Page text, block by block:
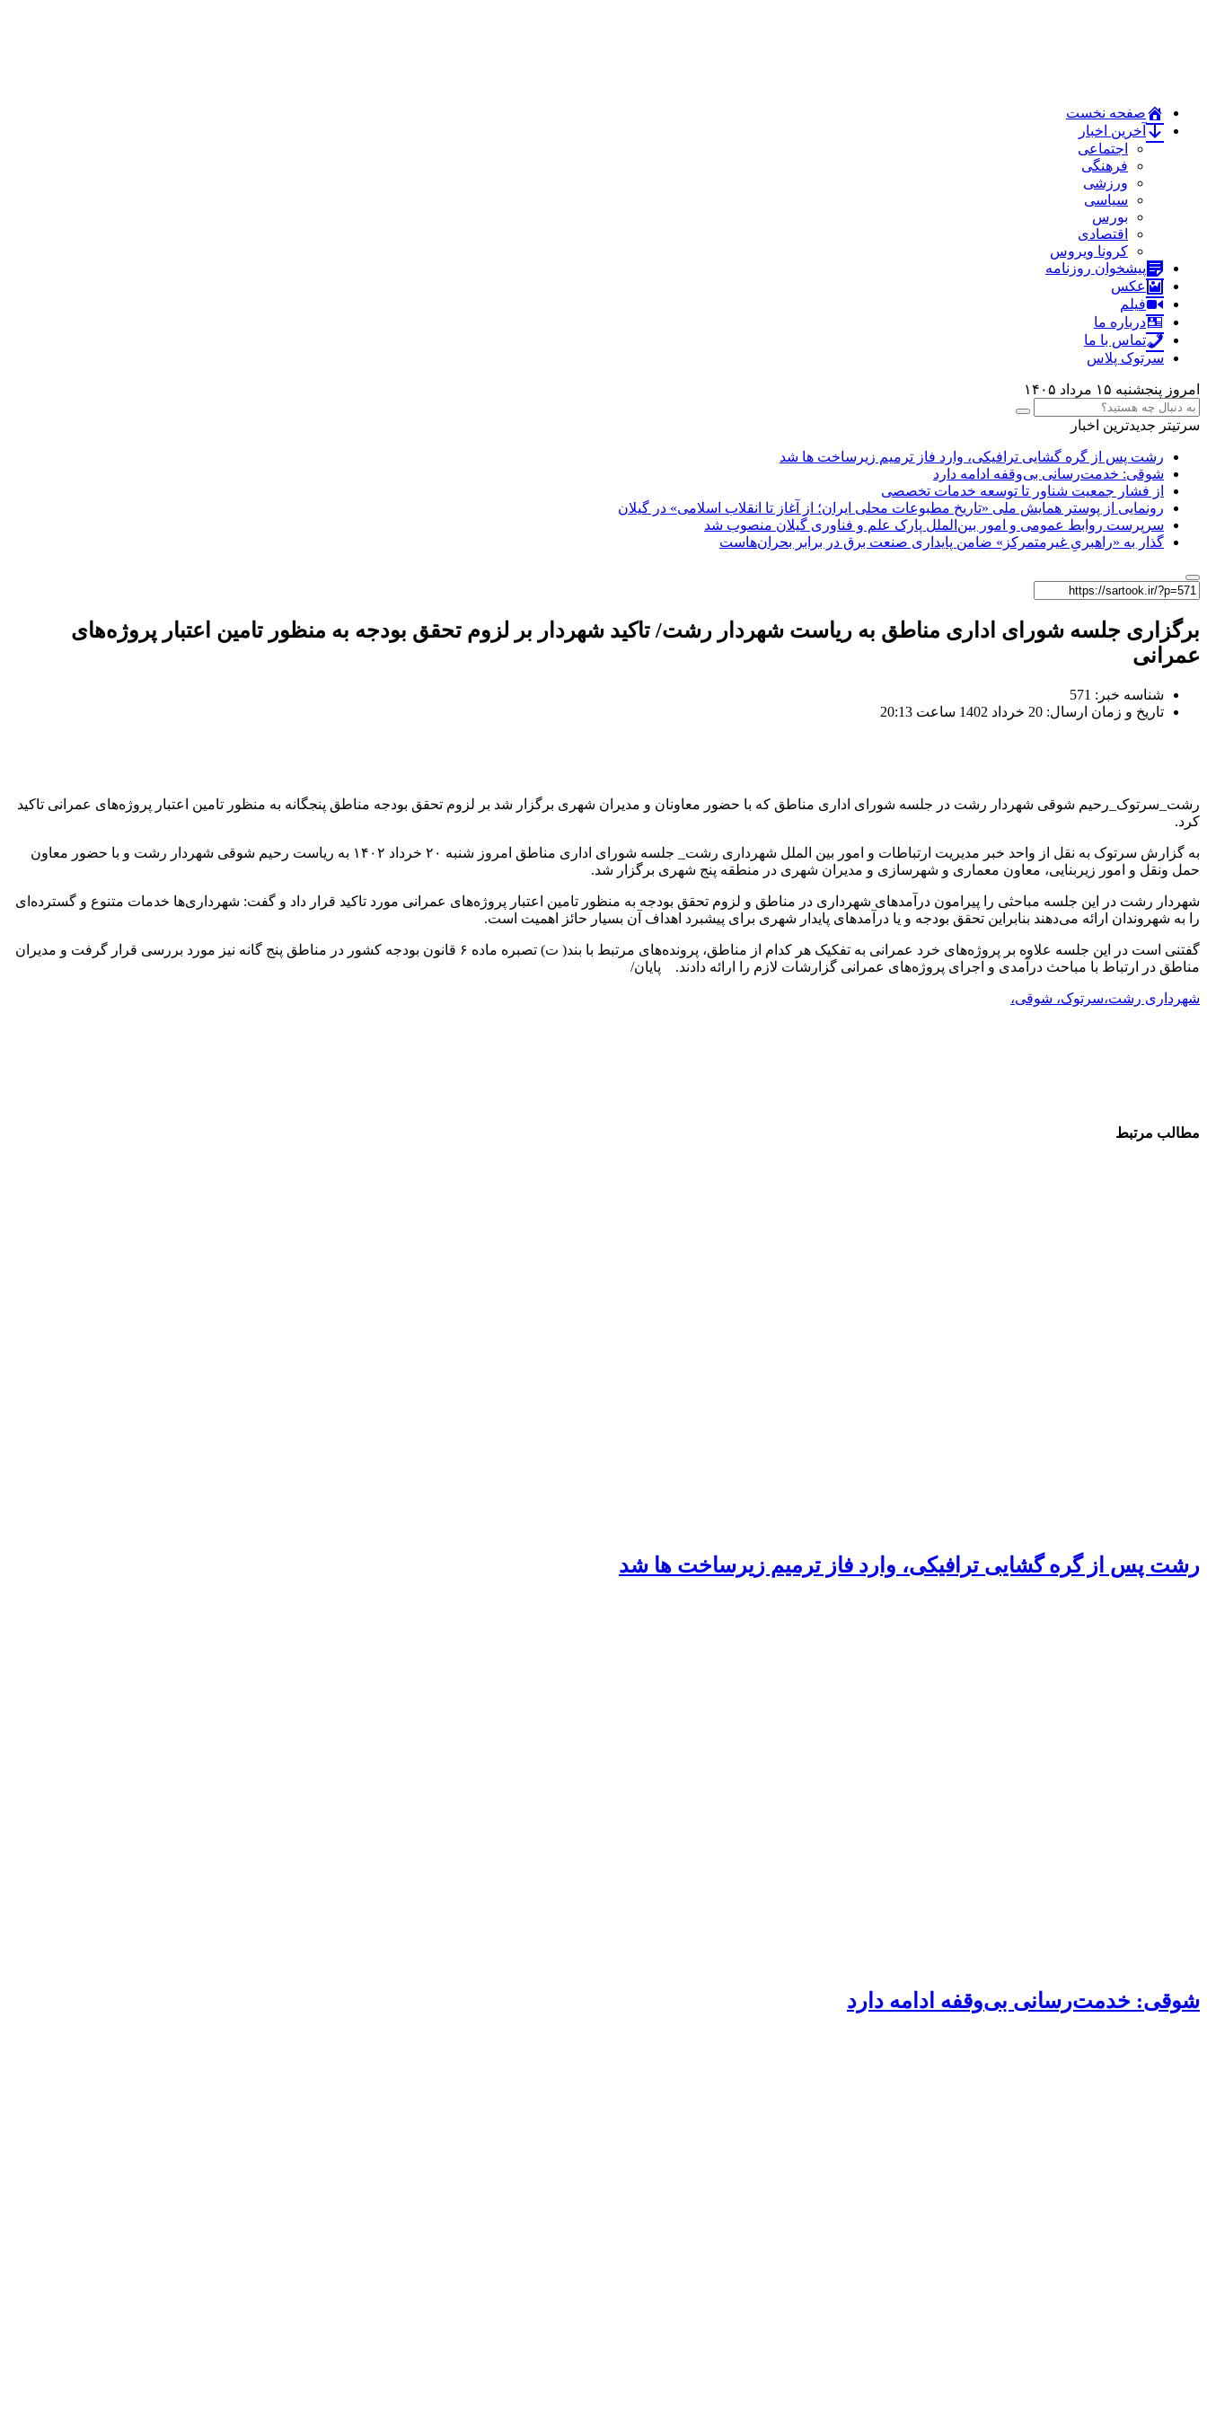
صفحه نخست
آخرین اخبار
اجتماعی
فرهنگی
ورزشی
سیاسی
بورس
اقتصادی
کرونا ویروس
پیشخوان روزنامه
عکس
فیلم
درباره ما
تماس با ما
سرتوک پلاس
امروز پنجشنبه ۱۵ مرداد ۱۴۰۵
سرتیتر جدیدترین اخبار
رشت پس از گره گشایی ترافیکی، وارد فاز ترمیم زیرساخت ها شد
شوقی: خدمت‌رسانی بی‌وقفه ادامه دارد
از فشار جمعیت شناور تا توسعه خدمات تخصصی
رونمایی از پوستر همایش ملی «تاریخ مطبوعات محلی ایران؛ از آغاز تا انقلاب اسلامی» در گیلان
سرپرست روابط عمومی و امور بین‌الملل پارک علم و فناوری گیلان منصوب شد
گذار به «راهبریِ غیرمتمرکز» ضامن پایداری صنعت برق در برابر بحران‌هاست
برگزاری جلسه شورای اداری مناطق به ریاست شهردار رشت/ تاکید شهردار بر لزوم تحقق بودجه به منظور تامین اعتبار پروژه‌های
عمرانی
شناسه خبر: 571
تاریخ و زمان ارسال: 20 خرداد 1402 ساعت 20:13
رشت_سرتوک_رحیم شوقی شهردار رشت در جلسه شورای اداری مناطق که با حضور معاونان و مدیران شهری برگزار شد بر لزوم تحقق بودجه مناطق پنجگانه به منظور تامین اعتبار پروژه‌های عمرانی تاکید
کرد.
به گزارش سرتوک به نقل از واحد خبر مدیریت ارتباطات و امور بین الملل شهرداری رشت_ جلسه شورای اداری مناطق امروز شنبه ۲۰ خرداد ۱۴۰۲ به ریاست رحیم شوقی شهردار رشت و با حضور معاون
حمل ونقل و امور زیربنایی، معاون معماری و شهرسازی و مدیران شهری در منطقه پنج شهری برگزار شد.
شهردار رشت در این جلسه مباحثی را پیرامون درآمدهای شهرداری در مناطق و لزوم تحقق بودجه به منظور تامین اعتبار پروژه‌های عمرانی مورد تاکید قرار داد و گفت: شهرداری‌ها خدمات متنوع و گسترده‌ای
را به شهروندان ارائه می‌دهند بنابراین تحقق بودجه و یا درآمدهای پایدار شهری برای پیشبرد اهداف آن بسیار حائز اهمیت است.
گفتنی است در این جلسه علاوه بر پروژه‌های خرد عمرانی به تفکیک هر کدام از مناطق، پرونده‌های مرتبط با بند( ت) تصبره ماده ۶ قانون بودجه کشور در مناطق پنج گانه نیز مورد بررسی قرار گرفت و مدیران
مناطق در ارتباط با مباحث درآمدی و اجرای پروژه‌های عمرانی گزارشات لازم را ارائه دادند. پایان/
شهرداری رشت،سرتوک، شوقی،
مطالب مرتبط
رشت پس از گره گشایی ترافیکی، وارد فاز ترمیم زیرساخت ها شد
شوقی: خدمت‌رسانی بی‌وقفه ادامه دارد